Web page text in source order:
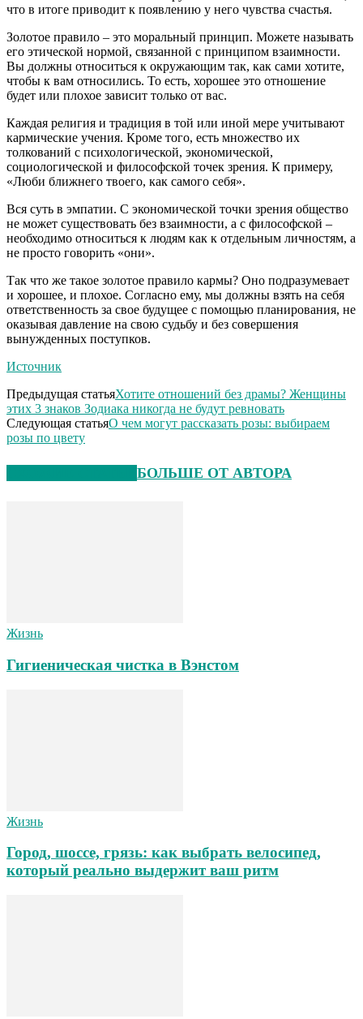
что в итоге приводит к появлению у него чувства счастья.
Золотое правило – это моральный принцип. Можете называть
его этической нормой, связанной с принципом взаимности.
Вы должны относиться к окружающим так, как сами хотите,
чтобы к вам относились. То есть, хорошее это отношение
будет или плохое зависит только от вас.
Каждая религия и традиция в той или иной мере учитывают
кармические учения. Кроме того, есть множество их
толкований с психологической, экономической,
социологической и философской точек зрения. К примеру,
«Люби ближнего твоего, как самого себя».
Вся суть в эмпатии. С экономической точки зрения общество
не может существовать без взаимности, а с философской –
необходимо относиться к людям как к отдельным личностям, а
не просто говорить «они».
Так что же такое золотое правило кармы? Оно подразумевает
и хорошее, и плохое. Согласно ему, мы должны взять на себя
ответственность за свое будущее с помощью планирования, не
оказывая давление на свою судьбу и без совершения
вынужденных поступков.
Источник
Предыдущая статьяХотите отношений без драмы? Женщины
этих 3 знаков Зодиака никогда не будут ревновать
Следующая статьяО чем могут рассказать розы: выбираем
розы по цвету
БОЛЬШЕ ОТ АВТОРА
Жизнь
Гигиеническая чистка в Вэнстом
Жизнь
Город, шоссе, грязь: как выбрать велосипед,
который реально выдержит ваш ритм